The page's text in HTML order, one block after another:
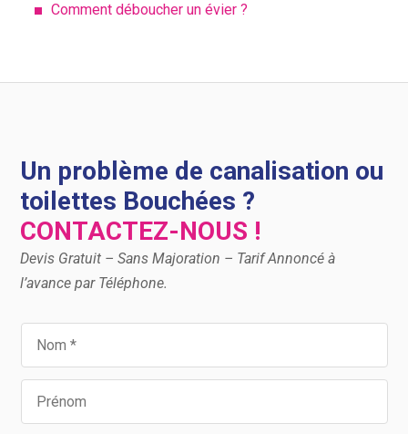
Comment déboucher un évier ?
Un problème de canalisation ou
toilettes Bouchées ?
CONTACTEZ-NOUS !
Devis Gratuit – Sans Majoration – Tarif Annoncé à
l’avance par Téléphone.